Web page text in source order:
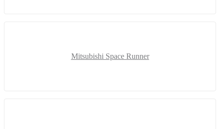
Mitsubishi Space Runner